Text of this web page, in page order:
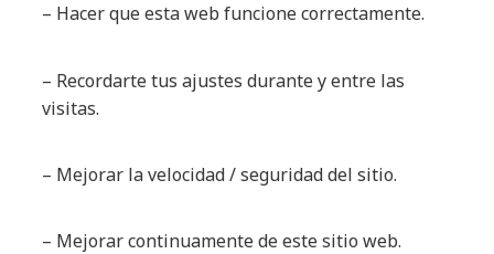
– Hacer que esta web funcione correctamente.
– Recordarte tus ajustes durante y entre las
visitas.
– Mejorar la velocidad / seguridad del sitio.
– Mejorar continuamente de este sitio web.